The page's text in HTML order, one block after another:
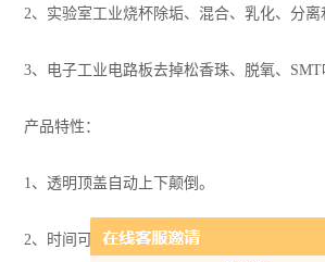
2、实验室工业烧杯除垢、混合、乳化、分离
3、电子工业电路板去掉松香珠、脱氧、SMT
产品特性：
1、透明顶盖自动上下颠倒。
2、时间可自由设定，清洗过程时间倒数显示